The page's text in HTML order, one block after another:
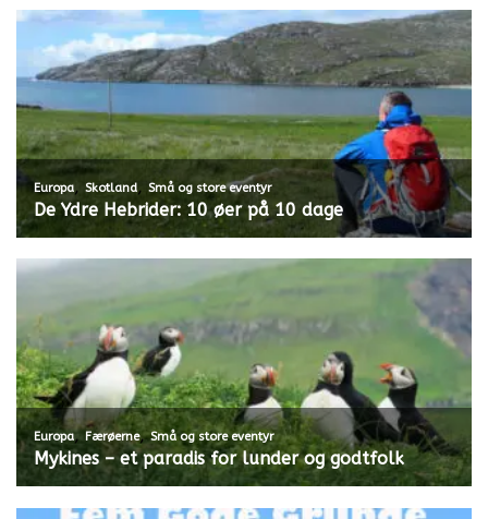
Europa, Skotland, Små og store eventyr
De Ydre Hebrider: 10 øer på 10 dage
Europa,Færøerne,Små og store eventyr
Mykines – et paradis for lunder og godtfolk